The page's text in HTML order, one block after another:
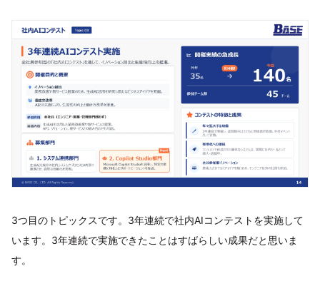
3つ目のトピックスです。3年連続で社内AIコンテストを実施して
います。3年連続で実施できたことはすばらしい成果だと思いま
す。